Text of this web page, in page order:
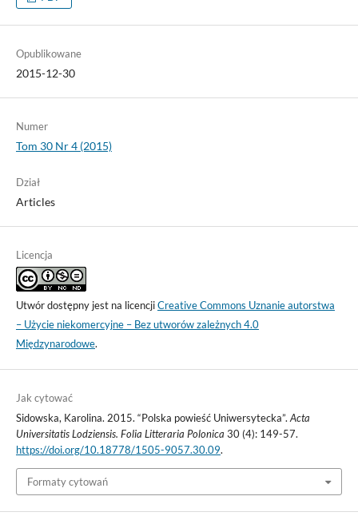
Opublikowane
2015-12-30
Numer
Tom 30 Nr 4 (2015)
Dział
Articles
Licencja
Utwór dostępny jest na licencjiCreative Commons Uznanie autorstwa
– Użycie niekomercyjne – Bez utworów zależnych 4.0
Międzynarodowe.
Jak cytować
Sidowska, Karolina. 2015. “Polska powieść Uniwersytecka”. Acta
Universitatis Lodziensis. Folia Litteraria Polonica 30 (4): 149-57.
https://doi.org/10.18778/1505-9057.30.09.
Formaty cytowań